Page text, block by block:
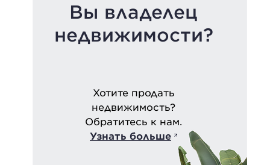
Вы владелец
недвижимости?
Хотите продать
недвижимость?
Обратитесь к нам.
Узнать больше